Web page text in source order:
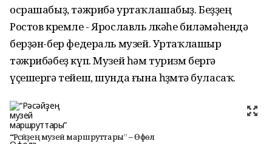
осрашабыҙ, тәжрибә уртаҡлашабыҙ. Беҙҙең
Ростов кремле - Ярославль өлкәһе биләмәһендә
берҙән-бер федераль музей. Уртаҡлашыр
тәжрибәбеҙ күп. Музей һәм туризм бергә
үҫешергә тейеш, шунда ғына һөҙөмтә буласаҡ.
“Рәсәйҙең музей маршруттары” – Өфөлә